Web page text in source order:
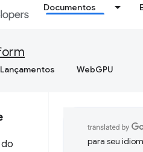
Documentos
Lançamentos WebGPU
para seu